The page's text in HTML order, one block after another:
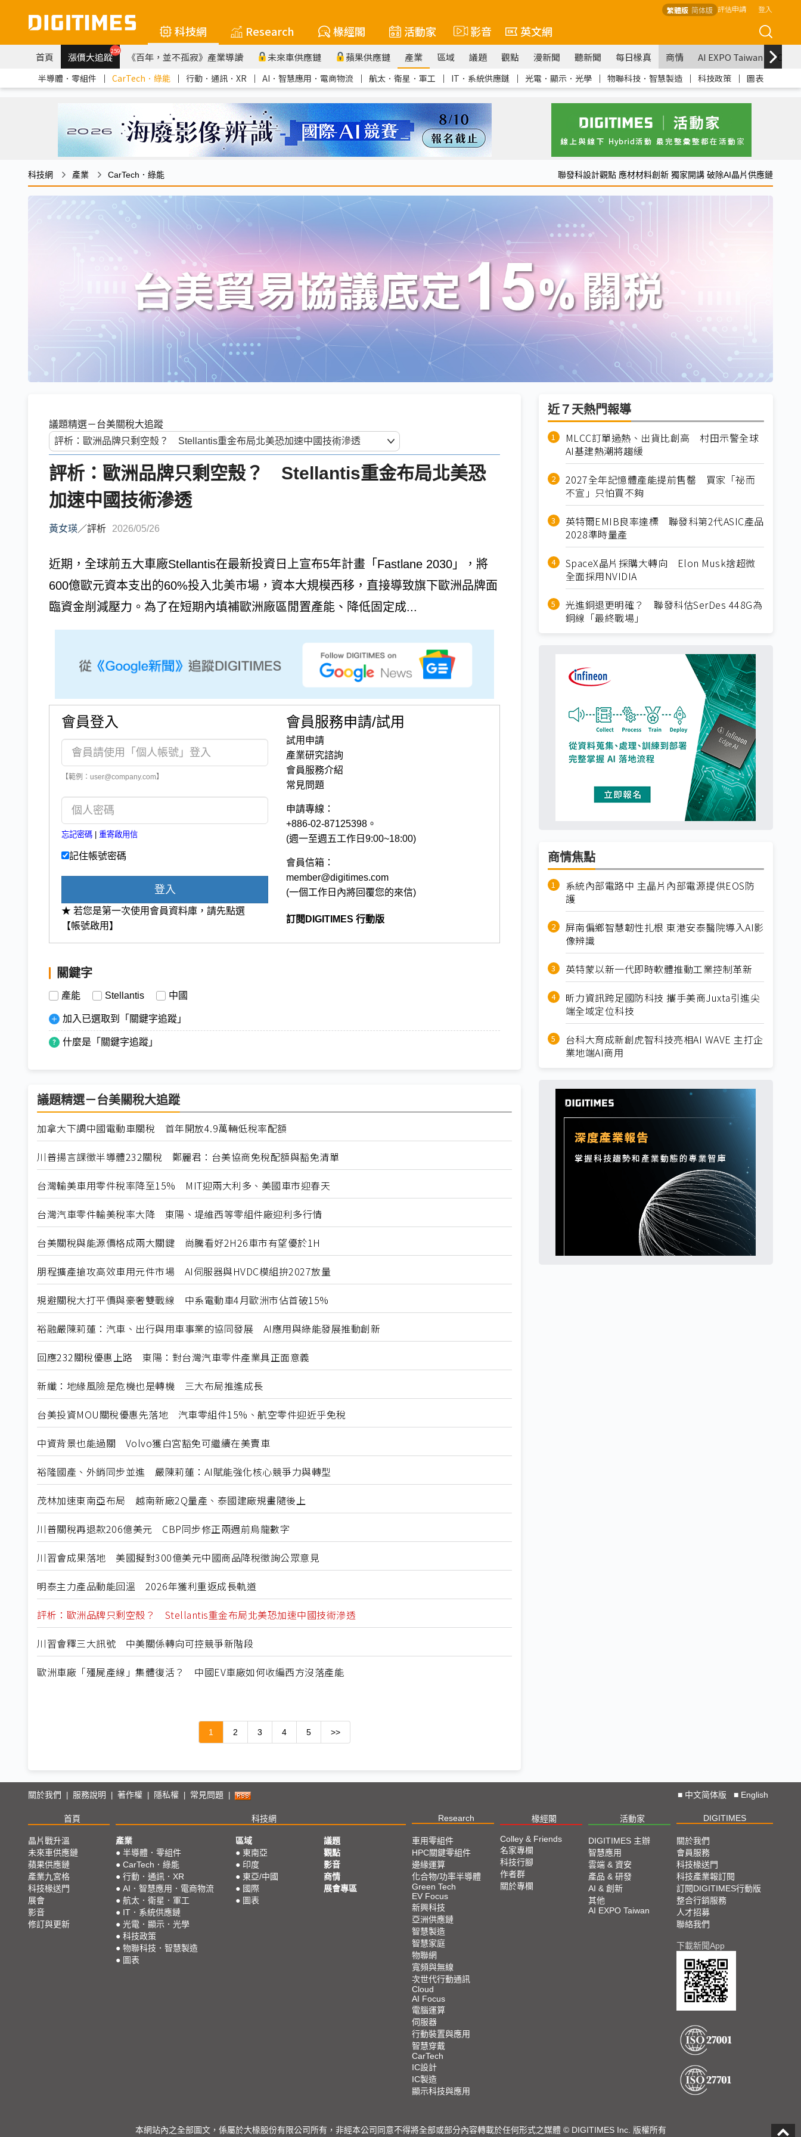
繁體版 简体版 評估申請 登入
科技網 Research 椽經閣 活動家 影音 英文網
首頁 漲價大追蹤259 《百年，並不孤寂》產業導讀 未來車供應鏈 蘋果供應鏈 產業 區域 議題 觀點 漫新聞 聽新聞 每日椽真 商情 AI EXPO Taiwan
半導體．零組件 ｜ CarTech．綠能 ｜ 行動．通訊．XR ｜ AI．智慧應用．電商物流 ｜ 航太．衛星．軍工 ｜ IT．系統供應鏈 ｜ 光電．顯示．光學 ｜ 物聯科技．智慧製造 ｜ 科技政策 ｜ 圖表
科技網 產業 CarTech．綠能 聯發科設計觀點 應材材料創新 獨家開講 破除AI晶片供應鏈
議題精選－台美關稅大追蹤
評析：歐洲品牌只剩空殼？ Stellantis重金布局北美恐
加速中國技術滲透
黃女瑛／評析 2026/05/26
近期，全球前五大車廠Stellantis在最新投資日上宣布5年計畫「Fastlane 2030」，將
600億歐元資本支出的60%投入北美市場，資本大規模西移，直接導致旗下歐洲品牌面
臨資金削減壓力。為了在短期內填補歐洲廠區閒置產能、降低固定成...
會員登入
【範例：user@company.com】
忘記密碼 重寄啟用信
記住帳號密碼
登入
★ 若您是第一次使用會員資料庫，請先點選
【帳號啟用】
會員服務申請/試用
試用申請
產業研究諮詢
會員服務介紹
常見問題
申請專線：
+886-02-87125398。
(週一至週五工作日9:00~18:00)
會員信箱：
member@digitimes.com
(一個工作日內將回覆您的來信)
訂閱DIGITIMES 行動版
關鍵字
產能 Stellantis 中國
加入已選取到「關鍵字追蹤」
什麼是「關鍵字追蹤」
議題精選－台美關稅大追蹤
加拿大下調中國電動車關稅 首年開放4.9萬輛低稅率配額
川普揚言課徵半導體232關稅 鄭麗君：台美協商免稅配額與豁免清單
台灣輸美車用零件稅率降至15% MIT迎兩大利多、美國車市迎春天
台灣汽車零件輸美稅率大降 東陽、堤維西等零組件廠迎利多行情
台美關稅與能源價格成兩大關鍵 尚騰看好2H26車市有望優於1H
朋程擴產搶攻高效車用元件市場 AI伺服器與HVDC模組拚2027放量
規避關稅大打平價與豪奢雙戰線 中系電動車4月歐洲市佔首破15%
裕融嚴陳莉蓮：汽車、出行與用車事業的協同發展 AI應用與綠能發展推動創新
回應232關稅優惠上路 東陽：對台灣汽車零件產業具正面意義
新纖：地緣風險是危機也是轉機 三大布局推進成長
台美投資MOU關稅優惠先落地 汽車零組件15%、航空零件迎近乎免稅
中資背景也能過關 Volvo獲白宮豁免可繼續在美賣車
裕隆國產、外銷同步並進 嚴陳莉蓮：AI賦能強化核心競爭力與轉型
茂林加速東南亞布局 越南新廠2Q量產、泰國建廠規畫隨後上
川普關稅再退款206億美元 CBP同步修正兩週前烏龍數字
川習會成果落地 美國擬對300億美元中國商品降稅徵詢公眾意見
明泰主力產品動能回溫 2026年獲利重返成長軌道
評析：歐洲品牌只剩空殼？ Stellantis重金布局北美恐加速中國技術滲透
川習會釋三大訊號 中美關係轉向可控競爭新階段
歐洲車廠「殭屍產線」集體復活？ 中國EV車廠如何收編西方沒落產能
1 2 3 4 5 >>
近７天熱門報導
MLCC訂單過熱、出貨比創高 村田示警全球
AI基建熱潮將趨緩
2027全年記憶體產能提前售罄 買家「祕而
不宣」只怕買不夠
英特爾EMIB良率達標 聯發科第2代ASIC產品
2028準時量產
SpaceX晶片採購大轉向 Elon Musk捨超微
全面採用NVIDIA
光進銅退更明確？ 聯發科估SerDes 448G為
銅線「最終戰場」
商情焦點
系統內部電路中 主晶片內部電源提供EOS防
護
屏南偏鄉智慧韌性扎根 東港安泰醫院導入AI影
像辨識
英特蒙以新一代即時軟體推動工業控制革新
昕力資訊跨足國防科技 攜手美商Juxta引進尖
端全域定位科技
台科大育成新創虎智科技亮相AI WAVE 主打企
業地端AI商用
關於我們 服務說明 著作權 隱私權 常見問題 ■ 中文简体版 ■ English
首頁 科技網 Research 椽經閣 活動家 DIGITIMES
晶片戰升溫
未來車供應鏈
蘋果供應鏈
產業九宮格
科技椽送門
展會
影音
修訂與更新
產業
● 半導體．零組件
● CarTech．綠能
● 行動．通訊．XR
● AI．智慧應用．電商物流
● 航太．衛星．軍工
● IT．系統供應鏈
● 光電．顯示．光學
● 科技政策
● 物聯科技．智慧製造
● 圖表
區域
● 東南亞
● 印度
● 東亞/中國
● 國際
● 圖表
議題
觀點
影音
商情
展會專區
車用零組件
HPC關鍵零組件
邊緣運算
化合物/功率半導體
Green Tech
EV Focus
新興科技
亞洲供應鏈
智慧製造
智慧家庭
物聯網
寬頻與無線
次世代行動通訊
Cloud
AI Focus
電腦運算
伺服器
行動裝置與應用
智慧穿戴
CarTech
IC設計
IC製造
顯示科技與應用
Colley & Friends
名家專欄
科技行腳
作者群
關於專欄
DIGITIMES 主辦
智慧應用
雲端 & 資安
產品 & 研發
AI & 創新
其他
AI EXPO Taiwan
關於我們
會員服務
科技椽送門
科技產業報訂閱
訂閱DIGITIMES行動版
整合行銷服務
人才招募
聯絡我們
下載新聞App
本網站內之全部圖文，係屬於大椽股份有限公司所有，非經本公司同意不得將全部或部分內容轉載於任何形式之媒體 © DIGITIMES Inc. 版權所有